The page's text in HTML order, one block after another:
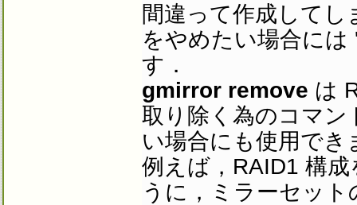
間違って作成して
をやめたい場合に
す．
gmirror remove は
取り除く為のコマン
い場合にも使用でき
例えば，RAID1 構
うに，ミラーセッ